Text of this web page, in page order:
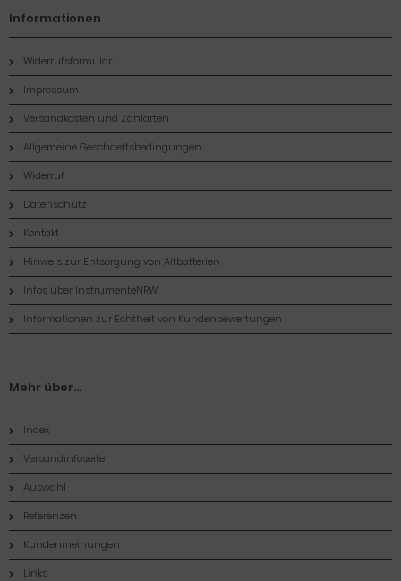
Informationen
Widerrufsformular
Impressum
Versandkosten und Zahlarten
Allgemeine Geschaeftsbedingungen
Widerruf
Datenschutz
Kontakt
Hinweis zur Entsorgung von Altbatterien
Infos über InstrumenteNRW
Informationen zur Echtheit von Kundenbewertungen
Mehr über...
Index
Versandinfoseite
Auswahl
Referenzen
Kundenmeinungen
Links